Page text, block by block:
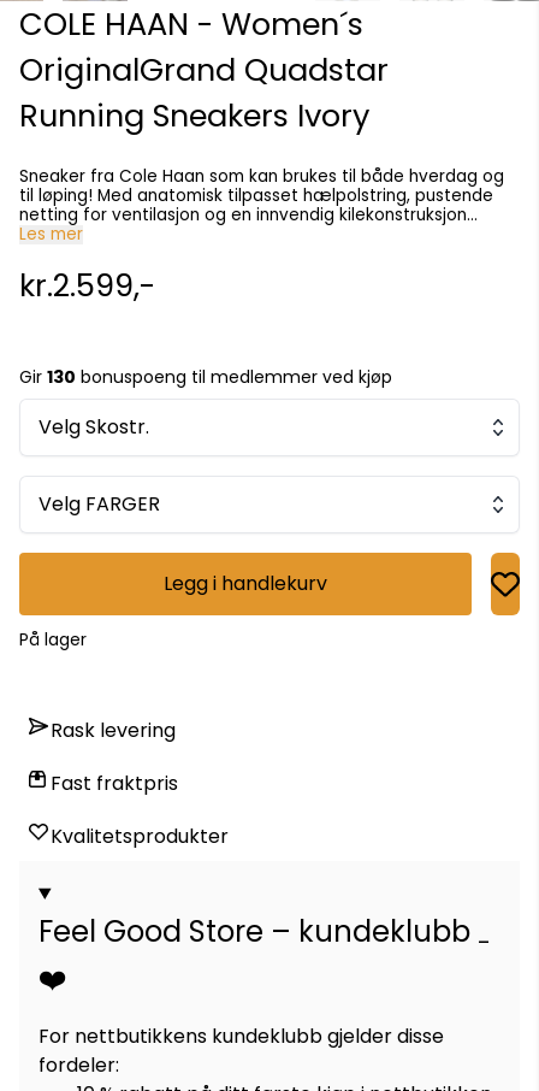
COLE HAAN - Women´s
OriginalGrand Quadstar
Running Sneakers Ivory
Sneaker fra Cole Haan som kan brukes til både hverdag og
til løping! Med anatomisk tilpasset hælpolstring, pustende
netting for ventilasjon og en innvendig kilekonstruksjon
har den justerbar passform og optimal støtte for topp
Skoen er stor på størrelsen og vi anbefaler deg å gå ned en
hel størrelse. Overdel i polyester i elfenben og naturlig
Les mer
kr.2.599,-
Gir 130 bonuspoeng til medlemmer ved kjøp
Velg Skostr.
Velg FARGER
Legg i handlekurv
På lager
Rask levering
Fast fraktpris
Kvalitetsprodukter
Feel Good Store – kundeklubb
❤️
For nettbutikkens kundeklubb gjelder disse
fordeler: